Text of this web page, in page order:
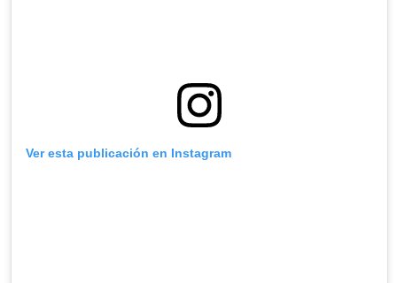
Ver esta publicación en Instagram